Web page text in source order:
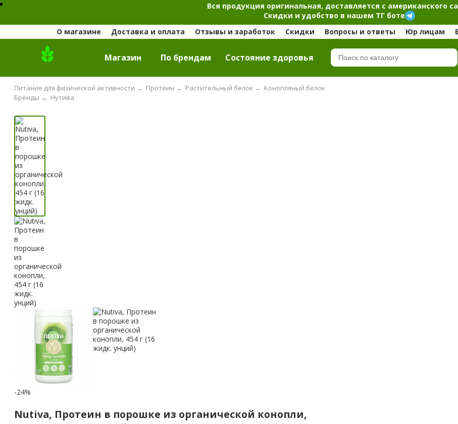
Вся продукция оригинальная, доставляется с американского
Скидки и удобство в нашем ТГ боте
О магазине
Доставка и оплата Отзывы и заработок Скидки Вопросы и ответы Юр лицам
Магазин По брендам Cостояние здоровья
Питание для физической активности → Протеин → Растительный белок → Конопляный белок
Нутива
Бренды →
-24%
Nutiva, Протеин в порошке из органической конопли,